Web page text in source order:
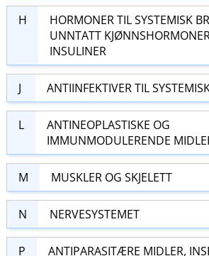
H
HORMONER TIL SYSTEMISK
UNNTATT
INSULINER
J ANTIINFEKTIVER TIL
L
ANTINEOPLASTISKE OG
IMMUNMODULERENDE
M MUSKLER OG SKJELETT
N NERVESYSTEMET
P ANTIPARASITÆRE MIDLER,